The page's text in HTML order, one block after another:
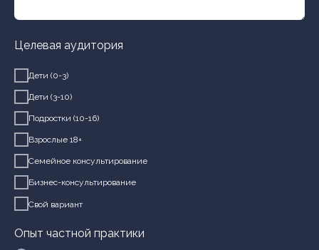
Целевая аудитория
Дети (0-3)
Дети (3-10)
Подростки (10-16)
Взрослые 18+
Семейное консультирование
Бизнес-консультирование
Свой вариант
Опыт частной практики